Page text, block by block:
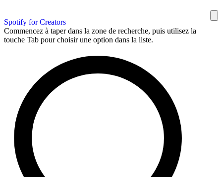
Spotify for Creators
Commencez à taper dans la zone de recherche, puis utilisez la
touche Tab pour choisir une option dans la liste.